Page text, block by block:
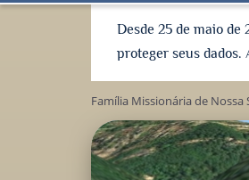
Desde 25 de maio de
proteger seus dados.
Família Missionária de Nossa